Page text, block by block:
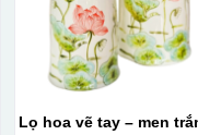
Lọ hoa vẽ tay – men